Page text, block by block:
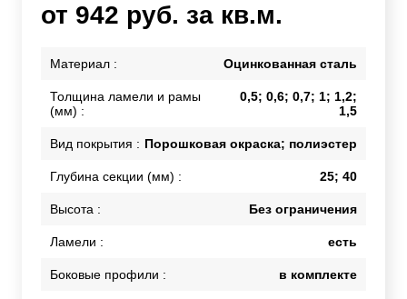
от 942 руб. за кв.м.
Материал : Оцинкованная сталь
Толщина ламели и рамы
(мм) :
0,5; 0,6; 0,7; 1; 1,2;
1,5
Вид покрытия : Порошковая окраска; полиэстер
Глубина секции (мм) : 25; 40
Высота : Без ограничения
Ламели : есть
Боковые профили : в комплекте